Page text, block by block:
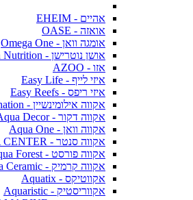
אהיים - EHEIM
אואזה - OASE
אומגה וואן - Omega One
אושן נוטרישן - Ocean Nutrition
אזו - AZOO
איזי לייף - Easy Life
איזי ריפס - Easy Reefs
אקווה אילומינשיין - AI Aqua Illumination
אקווה דקור - Aqua Decor
אקווה וואן - Aqua One
אקווה סנטר - AQUA CENTER
אקווה פורסט - Aqua Forest
אקווה קרמיק - Aqua Ceramic
אקווטיקס - Aquatix
אקווריסטיק - Aquaristic